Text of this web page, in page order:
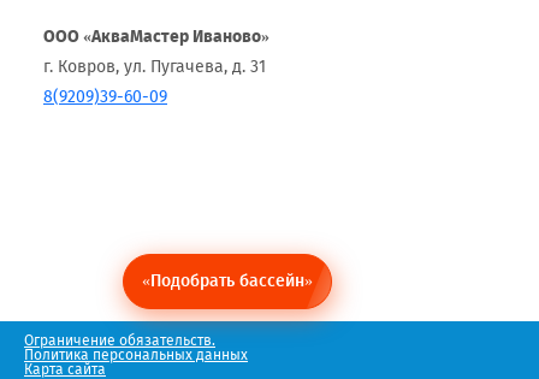
ООО «АкваМастер Иваново»
г. Ковров, ул. Пугачева, д. 31
8(9209)39-60-09
«Подобрать бассейн»
Ограничение обязательств.
Политика персональных данных
Карта сайта